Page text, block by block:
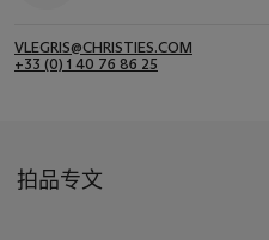
VLEGRIS@CHRISTIES.COM
+33 (0) 1 40 76 86 25
拍品专文